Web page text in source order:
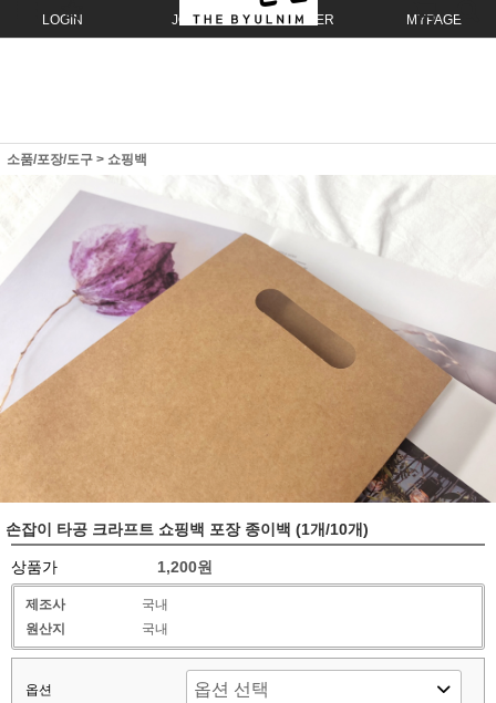
LOGIN JOIN ORDER MYPAGE
소품/포장/도구 > 쇼핑백
손잡이 타공 크라프트 쇼핑백 포장 종이백 (1개/10개)
상품가 1,200원
제조사
국내
원산지
국내
옵션